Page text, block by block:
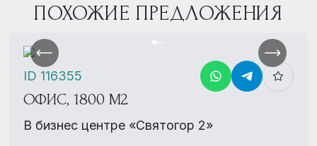
ПОХОЖИЕ ПРЕДЛОЖЕНИЯ
ОФИС, 1800 М2
В бизнес центре «Святогор 2»
ID 116355